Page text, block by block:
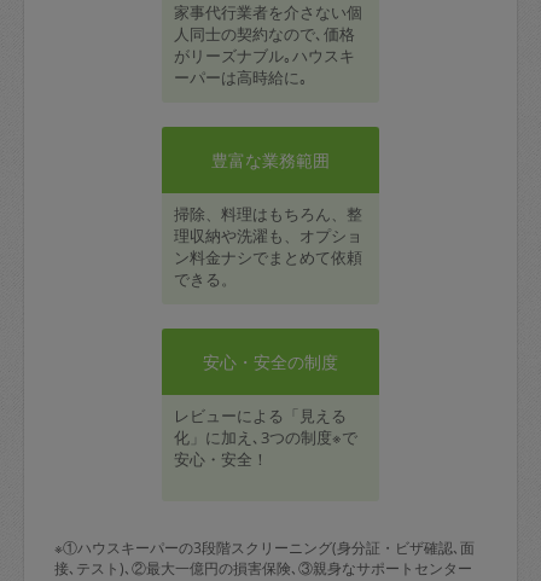
家事代行業者を介さない個
人同士の契約なので､価格
がリーズナブル｡ハウスキ
ーパーは高時給に｡
豊富な業務範囲
掃除、料理はもちろん、整
理収納や洗濯も、オプショ
ン料金ナシでまとめて依頼
できる。
安心・安全の制度
レビューによる「見える
化」に加え､3つの制度※で
安心・安全！
※①ハウスキーパーの3段階スクリーニング(身分証・ビザ確認､面
接､テスト)､②最大一億円の損害保険､③親身なサポートセンター